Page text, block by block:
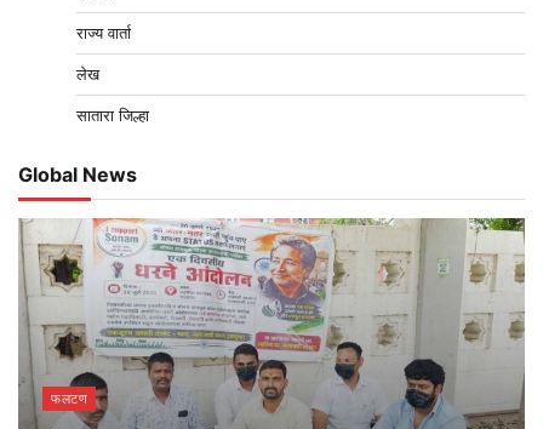
राज्य वार्ता
लेख
सातारा जिल्हा
Global News
फलटण